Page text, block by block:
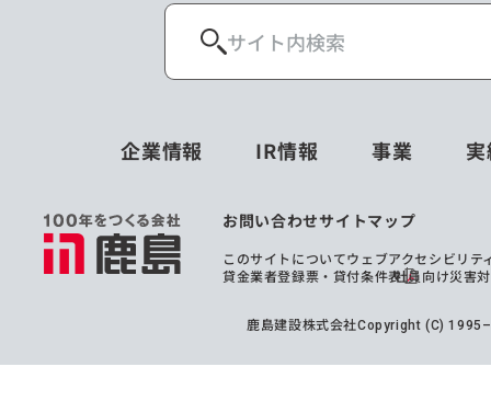
企業情報 IR情報 事業
お問い合わせサイトマップ
このサイトについてウェブアクセシビリテ
貸金業者登録票・貸付条件表社員向け災害
鹿島建設株式会社Copyright (C)